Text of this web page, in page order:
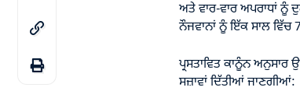
ਅਤੇ ਵਾਰ-ਵਾਰ ਅਪਰਾਧਾਂ ਨੂੰ
ਨੌਜਵਾਨਾਂ ਨੂੰ ਇੱਕ ਸਾਲ ਵਿੱਚ
ਪ੍ਰਸਤਾਵਿਤ ਕਾਨੂੰਨ
ਸਜ਼ਾਵਾਂ ਦਿੱਤੀਆਂ ਜਾਣਗੀਆਂ: